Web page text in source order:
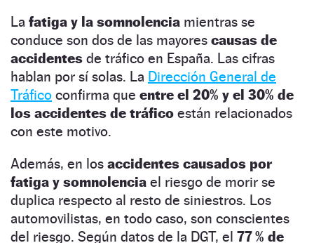
La fatiga y la somnolencia mientras se
conduce son dos de las mayores causas de
accidentes de tráfico en España. Las cifras
hablan por sí solas. La Dirección General de
Tráfico confirma que entre el 20% y el 30% de
los accidentes de tráfico están relacionados
con este motivo.
Además, en los accidentes causados por
fatiga y somnolencia el riesgo de morir se
duplica respecto al resto de siniestros. Los
automovilistas, en todo caso, son conscientes
del riesgo. Según datos de la DGT, el 77 % de